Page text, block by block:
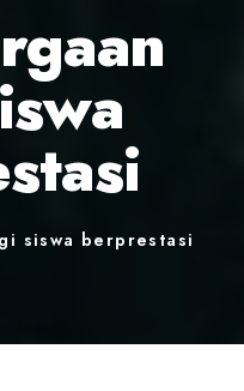
siswa berprestasi